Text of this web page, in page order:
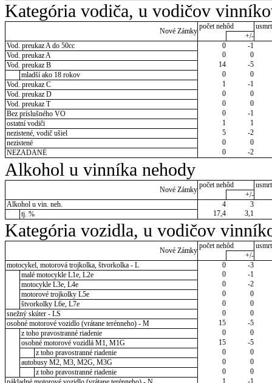
Kategória vodiča, u vodičov
Nové Zámky
počet nehôd
+/-
Vod. preukaz A do 50cc
0
-1
Vod. preukaz A
0
0
Vod. preukaz B
14
-5
mladší ako 18 rokov
0
0
Vod. preukaz C
1
-1
Vod. preukaz D
0
0
Vod. preukaz T
0
0
Bez príslušného VO
0
-1
ostatní vodiči
1
1
nezistené, vodič ušiel
5
-2
nezistené
0
0
NEZADANÉ
0 -2
Alkohol u vinníka nehody
Nové Zámky
počet nehôd
+/-
Alkohol u vin. neh.
4
3
tj. %
17,4 3,1
Kategória vozidla, u vodičov
Nové Zámky
počet nehôd
+/-
motocykel, motorová trojkolka, štvorkolka - L
0
-3
malé motocykle L1e, L2e
0
-1
motocykle L3e, L4e
0
-2
motorové trojkolky L5e
0
0
štvorkolky L6e, L7e
0
0
snežný skúter - LS
0
0
osobné motorové vozidlo (vrátane terénneho) - M
15
-5
z toho pravostranné riadenie
0
0
osobné motorové vozidlá M1, M1G
15
-5
z toho pravostranné riadenie
0
0
autobusy M2, M3, M2G, M3G
0
0
z toho pravostranné riadenie
0
0
1
-1